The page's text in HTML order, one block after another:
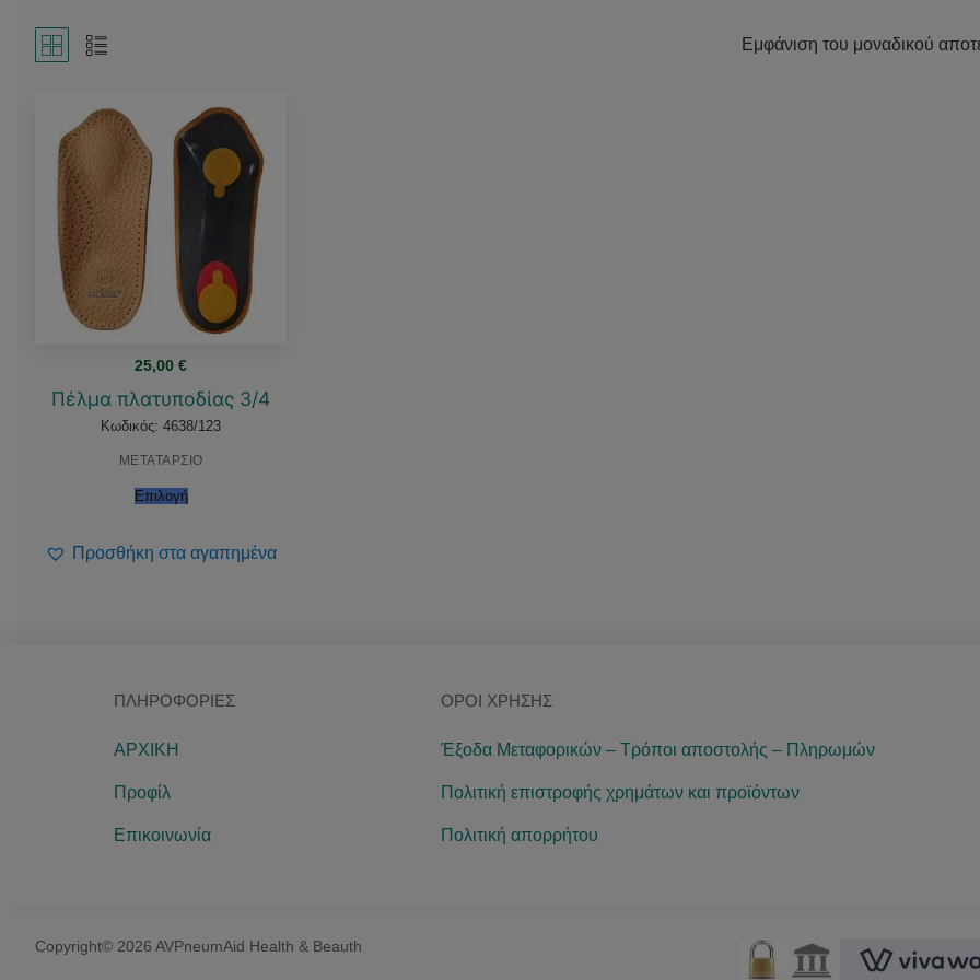
Εμφάνιση του μοναδικού
25,00€
Πέλμα πλατυποδίας 3/4
Κωδικός: 4638/123
ΜΕΤΑΤΑΡΣΙΟ
Επιλογή
Προσθήκη στα αγαπημένα
ΠΛΗΡΟΦΟΡΊΕΣ
ΑΡΧΙΚΗ
Προφίλ
Επικοινωνία
ΌΡΟΙ ΧΡΉΣΗΣ
Έξοδα Μεταφορικών – Τρόποι αποστολής – Πληρωμών
Πολιτική επιστροφής χρημάτων και προϊόντων
Πολιτική απορρήτου
Copyright© 2026 AVPneumAid Health & Beauth